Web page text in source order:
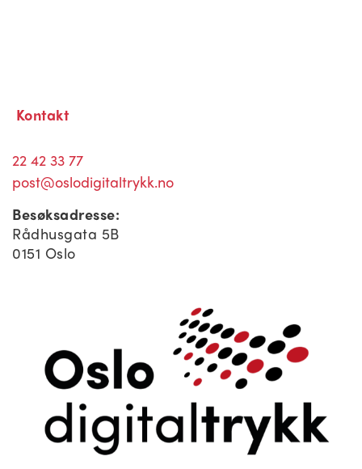
Kontakt
22 42 33 77
post@oslodigitaltrykk.no
Besøksadresse:
Rådhusgata 5B
0151 Oslo